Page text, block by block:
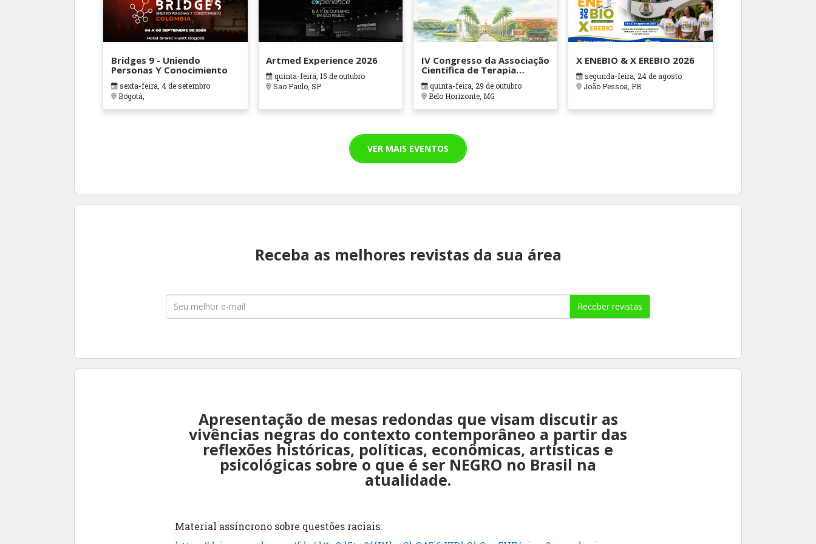
Bridges 9 - Uniendo
Personas Y Conocimiento
sexta-feira, 4 de setembro
Bogotá,
Artmed Experience 2026
quinta-feira, 15 de outubro
Sao Paulo, SP
IV Congresso da Associação
Científica de Terapia
Ocupacional em Contextos
Hospitalares e Cuidados
Paliativos - ATOHOSP
quinta-feira, 29 de outubro
Belo Horizonte, MG
X ENEBIO & X EREBIO 2026
segunda-feira, 24 de agosto
João Pessoa, PB
VER MAIS EVENTOS
Receba as melhores revistas da sua área
Receber revistas
Apresentação de mesas redondas que visam discutir as
vivências negras do contexto contemporâneo a partir das
reflexões históricas, políticas, econômicas, artísticas e
psicológicas sobre o que é ser NEGRO no Brasil na
atualidade.
Material assíncrono sobre questões raciais: